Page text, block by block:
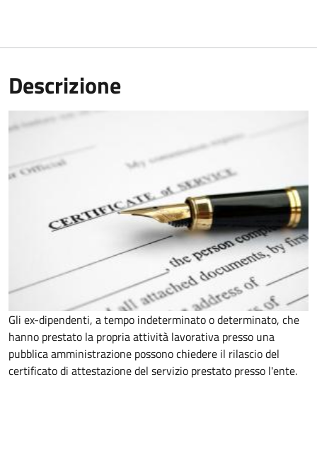
Descrizione
Gli ex-dipendenti, a tempo indeterminato o determinato, che
hanno prestato la propria attività lavorativa presso una
pubblica amministrazione possono chiedere il rilascio del
certificato di attestazione del servizio prestato presso l'ente.